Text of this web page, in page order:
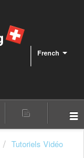
French
Tutoriels Vidéo